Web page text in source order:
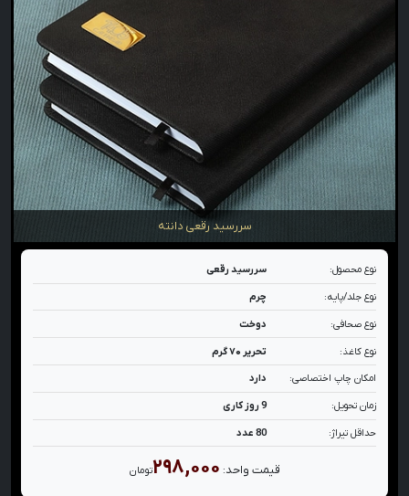
سررسید رقعی دانته
نوع محصول: سررسید رقعی
نوع جلد/پایه: چرم
نوع صحافی: دوخت
نوع کاغذ: تحریر ۷۰ گرم
امکان چاپ اختصاصی: دارد
زمان تحویل: 9 روز کاری
حداقل تیراژ: 80 عدد
قیمت واحد: ۲۹۸,۰۰۰تومان